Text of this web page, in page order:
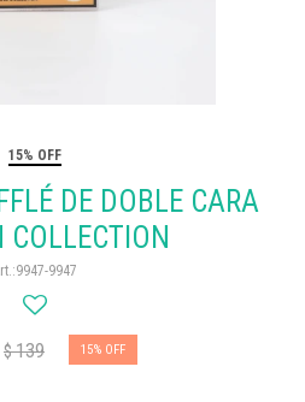
15% OFF
DE DOBLE CARA
COLLECTION
9947-9947
$139 15